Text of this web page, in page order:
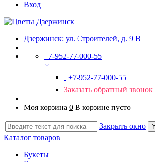
Вход
Дзержинск: ул. Строителей, д. 9 В
+7-952-77-000-55
+7-952-77-000-55
Заказать обратный звонок
Моя корзина 0 В корзине пусто
Закрыть окно
Каталог товаров
Букеты